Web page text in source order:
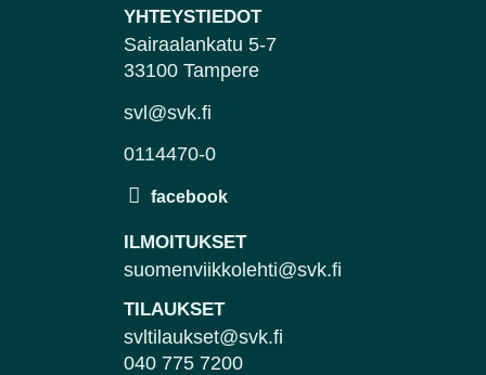
YHTEYSTIEDOT
Sairaalankatu 5-7
33100 Tampere
svl@svk.fi
0114470-0
ILMOITUKSET
suomenviikkolehti@svk.fi
TILAUKSET
svltilaukset@svk.fi
040 775 7200